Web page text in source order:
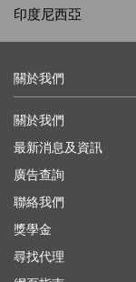
印度尼西亞
關於我們
關於我們
最新消息及資訊
廣告查詢
聯絡我們
獎學金
尋找代理